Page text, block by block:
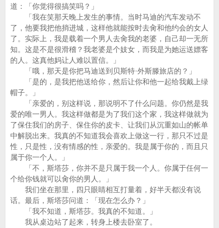
道：「你觉得很搞笑吗？」
「我在笑那天晚上发生的事情。当时马迪的汽车发动不
了，他要我把他捎进城，这样他就能按时去肏和他约会的女人
了。实际上，我是载着一个男人去肏我的老婆，自己却一无所
知。这是不是很滑稽？我老婆是个妓女，而我是为她运送嫖客
的人。这真他妈让人难以置信。」
「哦，那天是你把马迪送到贝斯特·外斯滕旅店的？」
「是的，是我把他送给你，然后让你和他一起给我戴上绿
帽子。」
「亲爱的，别这样说，那说明不了什么问题。你仍然是我
爱的唯一男人。我这样做都是为了我们这个家，我这样做就为
了保住我们的房子、保住你的皮卡、让我们从沉重如山的帐单
中解脱出来。我真的不知道我会喜欢上做这一行，那只不过是
性，只是性，没有情感的性，亲爱的。我是属于你的，而且只
属于你一个人。」
「不，斯塔莎，你并不是只属于我一个人。你属于任何一
个给你钱就可以肏你的男人。」
我们坐在那里，四只眼睛相互打量着，好半天都没有说
话。最后，斯塔莎问道：「现在怎么办？」
「我不知道，斯塔莎。我真的不知道。」
我从桌边站了起来，转身上楼去卧室了。